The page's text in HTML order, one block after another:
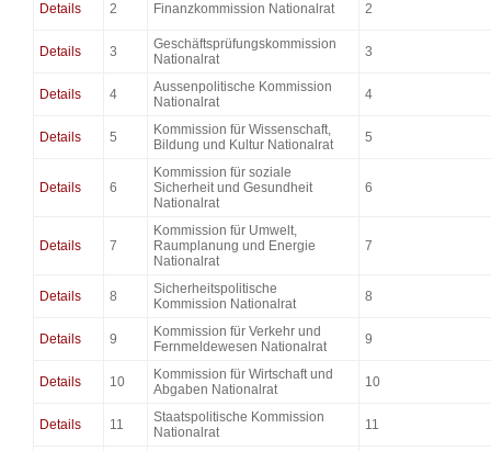
Details 2 Finanzkommission Nationalrat 2
Details 3
Geschäftsprüfungskommission
Nationalrat
3
Details 4
Aussenpolitische Kommission
Nationalrat
4
Details 5
Kommission für Wissenschaft,
Bildung und Kultur Nationalrat
5
Details 6
Kommission für soziale
Sicherheit und Gesundheit
Nationalrat
6
Details 7
Kommission für Umwelt,
Raumplanung und Energie
Nationalrat
7
Details 8
Sicherheitspolitische
Kommission Nationalrat
8
Details 9
Kommission für Verkehr und
Fernmeldewesen Nationalrat
9
Details 10
Kommission für Wirtschaft und
Abgaben Nationalrat
10
Details 11
Staatspolitische Kommission
Nationalrat
11